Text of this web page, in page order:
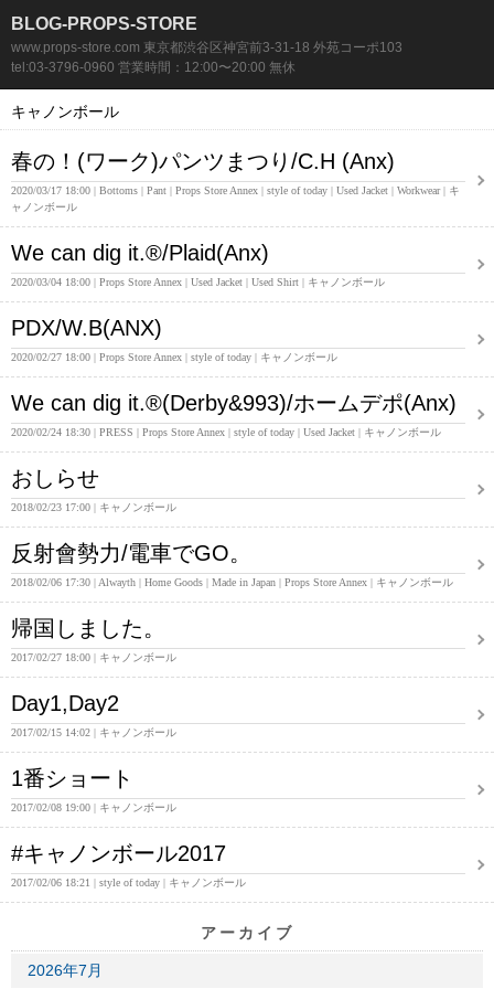
BLOG-PROPS-STORE
www.props-store.com 東京都渋谷区神宮前3-31-18 外苑コーポ103
tel:03-3796-0960 営業時間：12:00〜20:00 無休
キャノンボール
春の！(ワーク)パンツまつり/C.H (Anx)
2020/03/17 18:00 Bottoms Pant Props Store Annex style of today Used Jacket Workwear
キ
ャノンボール
We can dig it.®/Plaid(Anx)
2020/03/04 18:00 Props Store Annex Used Jacket Used Shirt キャノンボール
PDX/W.B(ANX)
2020/02/27 18:00 Props Store Annex style of today キャノンボール
We can dig it.®(Derby&993)/ホームデポ(Anx)
2020/02/24 18:30 PRESS Props Store Annex style of today Used Jacket キャノンボール
おしらせ
2018/02/23 17:00 キャノンボール
反射會勢力/電車でGO。
2018/02/06 17:30 Alwayth Home Goods Made in Japan Props Store Annex キャノンボール
帰国しました。
2017/02/27 18:00 キャノンボール
Day1,Day2
2017/02/15 14:02 キャノンボール
1番ショート
2017/02/08 19:00 キャノンボール
#キャノンボール2017
2017/02/06 18:21 style of today キャノンボール
アーカイブ
2026年7月